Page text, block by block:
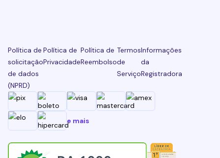
Política de
solicitação
de dados
(NPRD)
Política de
Privacidade
Política de
Reembolso
Termos
de
Serviço
Informações
da
Registradora
e mais